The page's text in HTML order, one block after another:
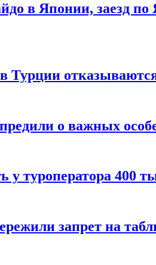
в Японии, заезд
о важных
у туроператора 400
запрет на